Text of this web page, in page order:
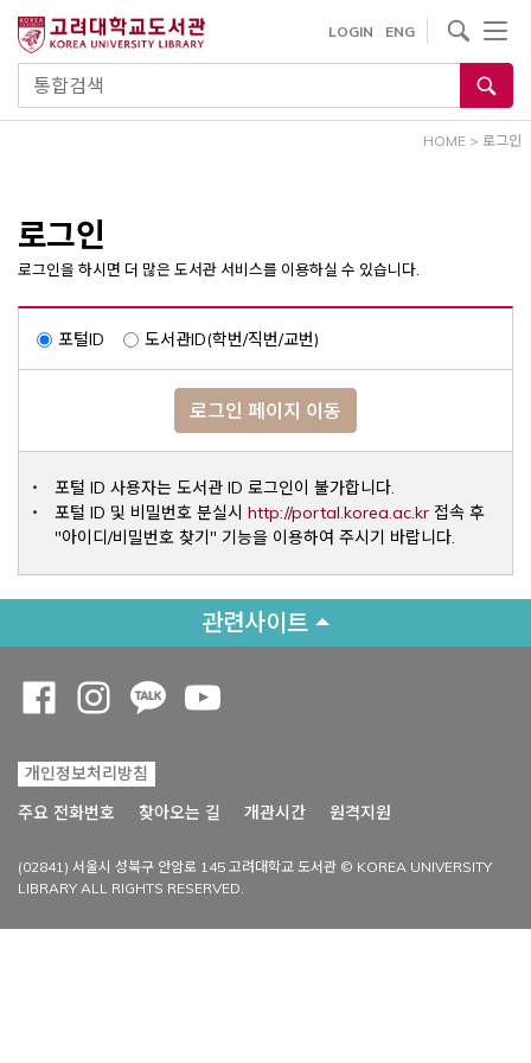
건
통합검색
LOGIN ENG
사이트내 검색
HOME > 로그인
로그인
로그인을 하시면 더 많은 도서관 서비스를 이용하실 수 있습니다.
포털ID 도서관ID(학번/직번/교번)
로그인 페이지 이동
포털 ID 사용자는 도서관 ID 로그인이 불가합니다.
포털 ID 및 비밀번호 분실시 http://portal.korea.ac.krOpens a
접속 후
"아이디/비밀번호 찾기" 기능을 이용하여 주시기 바랍니다.
관련사이트
개인정보처리방침
주요 전화번호
찾아오는 길 개관시간 원격지원
(02841) 서울시 성북구 안암로 145 고려대학교 도서관 © KOREA UNIVERSITY
LIBRARY ALL RIGHTS RESERVED.
Opens a new window
Opens a new window
Opens a new window